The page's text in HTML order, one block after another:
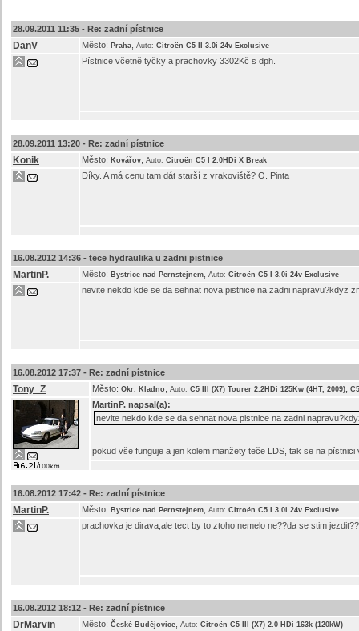
28.09.2011 11:35 - Re: zadní pístnice
DanV Město: Praha Auto: Citroën C5 II 3.0i 24v Exclusive
Pístnice včetně tyčky a prachovky 3302Kč s dph.
28.09.2011 13:20 - Re: zadní pístnice
Konik Město: Kovářov Auto: Citroën C5 I 2.0HDi X Break
Díky. A má cenu tam dát starší z vrakoviště? O. Pinta
16.08.2012 14:36 - tece hydraulika u zadni pistnice
MartinP. Město: Bystrice nad Pernstejnem Auto: Citroën C5 I 3.0i 24v Exclusive
nevite nekdo kde se da sehnat nova pistnice na zadni napravu?kdyz
16.08.2012 17:37 - Re: zadní pístnice
Tony_Z Město: Okr. Kladno Auto: C5 III (X7) Tourer 2.2HDi 125Kw (4HT, 2009);
MartinP. napsal(a):
nevite nekdo kde se da sehnat nova pistnice na zadni
pokud vše funguje a jen kolem manžety teče LDS, tak se na
16.08.2012 17:42 - Re: zadní pístnice
MartinP. Město: Bystrice nad Pernstejnem Auto: Citroën C5 I 3.0i 24v Exclusive
prachovka je dirava,ale tect by to ztoho nemelo ne??da se stim jezdit??
16.08.2012 18:12 - Re: zadní pístnice
DrMarvin Město: České Budějovice Auto: Citroën C5 III (X7) 2.0 HDi 163k (120kW)